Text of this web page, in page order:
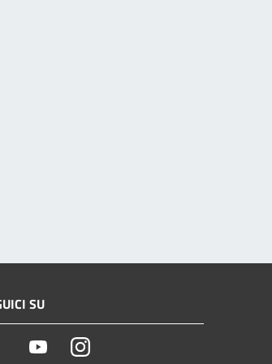
SU
Facebook YoutubeInstagram